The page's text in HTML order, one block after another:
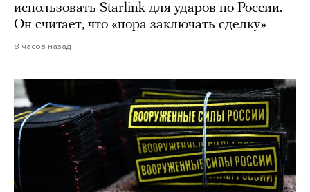
использовать Starlink для ударов по России.
Он считает, что «пора заключать сделку»
8 часов назад